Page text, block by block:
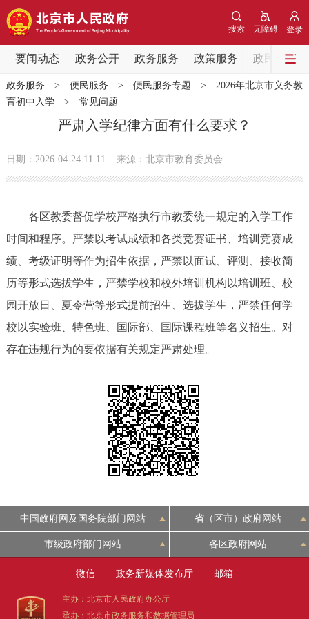
登录
无障碍
搜索
要闻动态 政务公开 政务服务 政策服务 政民互动
要闻动态
党中央精神 国务院信息 中央部委动态
北京要闻 会议信息 部门动态
各区热点
市领导 机构职能 政策服务
政策兑现 政策解读 回应关切
决策公开 专题公开
法人服务
利企服务
阳光政务
政民互动
12345网上接诉即办 我要咨询 我要建议
政务服务 > 便民服务 > 便民服务专题 > 2026年北京市义务教
育初中入学> 常见问题
严肃入学纪律方面有什么要求？
日期：2026-04-24 11:11 来源：北京市教育委员会
各区教委督促学校严格执行市教委统一规定的入学工作
时间和程序。严禁以考试成绩和各类竞赛证书、培训竞赛成
绩、考级证明等作为招生依据，严禁以面试、评测、接收简
历等形式选拔学生，严禁学校和校外培训机构以培训班、校
园开放日、夏令营等形式提前招生、选拔学生，严禁任何学
校以实验班、特色班、国际部、国际课程班等名义招生。对
存在违规行为的要依据有关规定严肃处理。
中国政府网及国务院部门网站 省（区市）政府网站
市级政府部门网站 各区政府网站
微信 政务新媒体发布厅 邮箱
主办：北京市人民政府办公厅
承办：北京市政务服务和数据管理局